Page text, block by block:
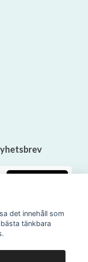
det innehåll som
tänkbara